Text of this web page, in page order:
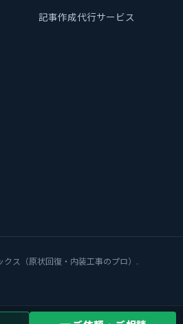
記事作成代行サービス
ス（原状回復・内装工事のプロ）.